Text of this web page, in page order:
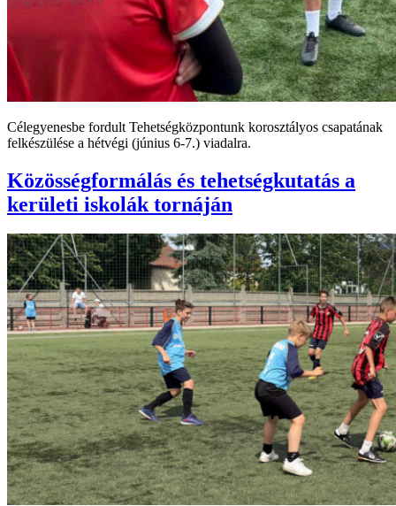
Célegyenesbe fordult Tehetségközpontunk korosztályos csapatának
felkészülése a hétvégi (június 6-7.) viadalra.
Közösségformálás és tehetségkutatás a
kerületi iskolák tornáján